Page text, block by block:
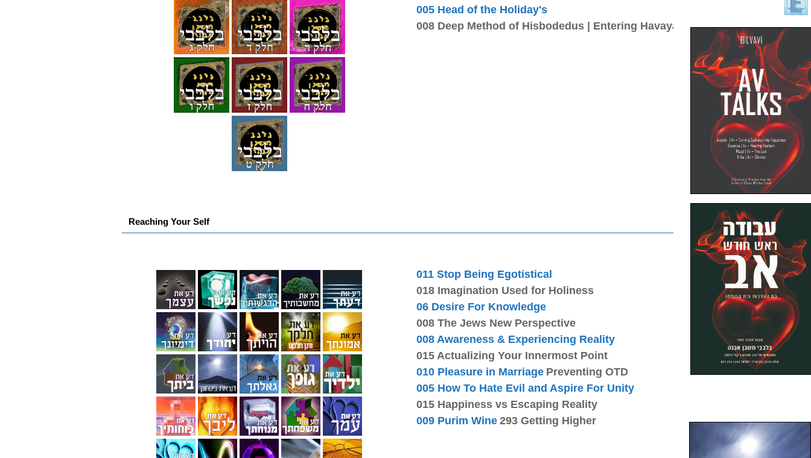
005 Head of the Holiday's
008 Deep Method of Hisbodedus | Entering Havayah
Reaching Your Self
011 Stop Being Egotistical
018 Imagination Used for Holiness
06 Desire For Knowledge
008 The Jews New Perspective
008 Awareness & Experiencing Reality
015 Actualizing Your Innermost Point
010 Pleasure in Marriage Preventing OTD
005 How To Hate Evil and Aspire For Unity
015 Happiness vs Escaping Reality
009 Purim Wine 293 Getting Higher